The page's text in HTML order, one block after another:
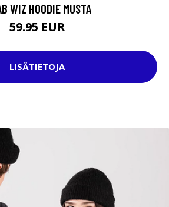
WIZ HOODIE MUSTA
59.95 EUR
LISÄTIETOJA